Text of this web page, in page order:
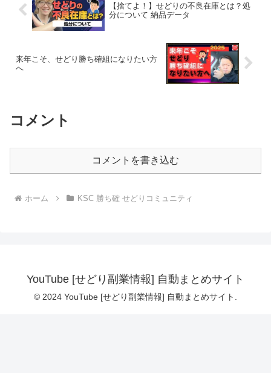
【捨てよ！】せどりの不良在庫とは？処
分について 納品データ
来年こそ、せどり勝ち確組になりたい方
へ
コメント
コメントを書き込む
ホーム KSC 勝ち確 せどりコミュニティ
YouTube [せどり副業情報] 自動まとめサイト
© 2024 YouTube [せどり副業情報] 自動まとめサイト.